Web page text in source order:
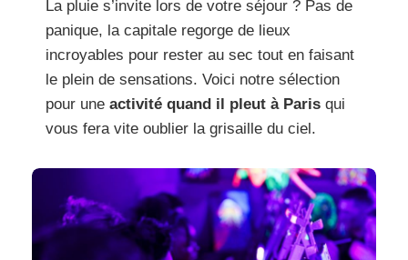
La pluie s’invite lors de votre séjour ? Pas de
panique, la capitale regorge de lieux
incroyables pour rester au sec tout en faisant
le plein de sensations. Voici notre sélection
pour une activité quand il pleut à Paris qui
vous fera vite oublier la grisaille du ciel.